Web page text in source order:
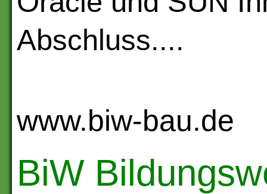
Abschluss....
www.biw-bau.de
BiW